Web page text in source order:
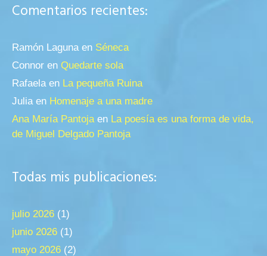
Comentarios recientes:
Ramón Lagunaen Séneca
Connor en Quedarte sola
Rafaelaen La pequeña Ruina
Juliaen Homenaje a una madre
Ana María Pantojaen La poesía es una forma de vida,
de Miguel Delgado Pantoja
Todas mis publicaciones:
julio 2026 (1)
junio 2026 (1)
mayo 2026 (2)